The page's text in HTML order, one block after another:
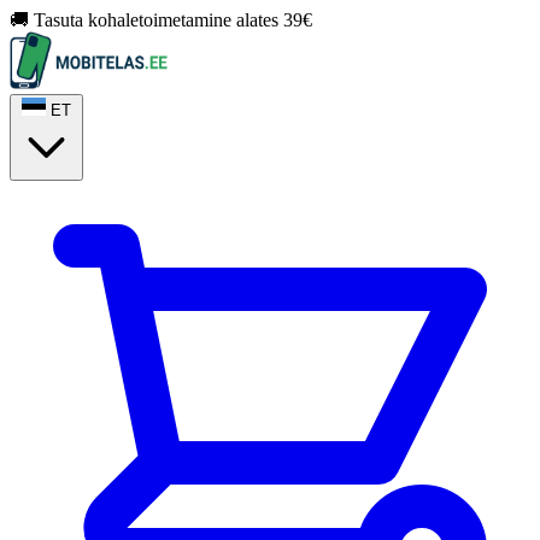
🚚 Tasuta kohaletoimetamine alates 39€
ET